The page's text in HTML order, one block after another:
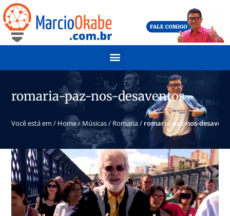
romaria-paz-nos-desaventos
Você está em / Home/Músicas/ Romaria/ romaria-paz-nos-